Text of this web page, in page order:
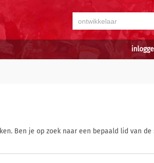
Ben je op zoek naar een bepaald lid van de